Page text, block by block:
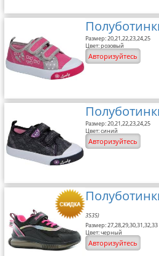
Размер: 20,21,22,23,24,25
Цвет: розовый
Авторизуйтесь
Размер: 20,21,22,23,24,25
Цвет: синий
Авторизуйтесь
3535)
Размер: 27,28,29,30,31,32,33
Цвет: черный
Авторизуйтесь